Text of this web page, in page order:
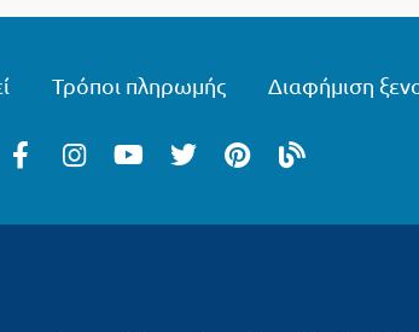
Τρόποι πληρωμής Διαφήμιση